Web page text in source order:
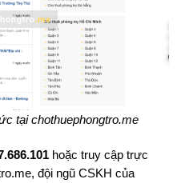
tại chothuephongtro.me
hoặc truy cập trực
đội ngũ CSKH của